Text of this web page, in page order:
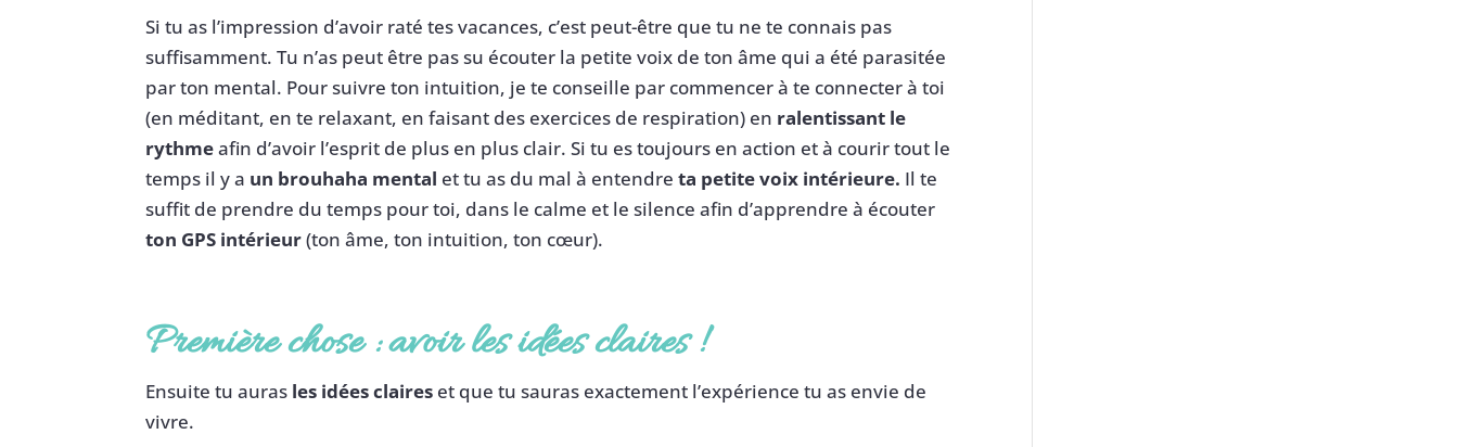
Si tu as l’impression d’avoir raté tes vacances, c’est peut-être que tu ne te connais pas
suffisamment. Tu n’as peut être pas su écouter la petite voix de ton âme qui a été parasitée
par ton mental. Pour suivre ton intuition, je te conseille par commencer à te connecter à toi
(en méditant, en te relaxant, en faisant des exercices de respiration) en ralentissant le
rythmeafin d’avoir l’esprit de plus en plus clair. Si tu es toujours en action et à courir tout le
temps il y a un brouhaha mental et tu as du mal à entendreta petite voix intérieure. Il te
suffit de prendre du temps pour toi, dans le calme et le silence afin d’apprendre à écouter
ton GPS intérieur(ton âme, ton intuition, ton cœur).
Première chose : avoir les idées claires !
Ensuite tu auras les idées claires et que tu sauras exactement l’expérience tu as envie de
vivre.